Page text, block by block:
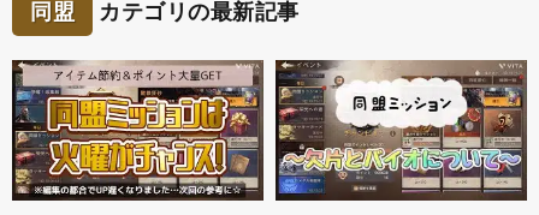
同盟 カテゴリの最新記事